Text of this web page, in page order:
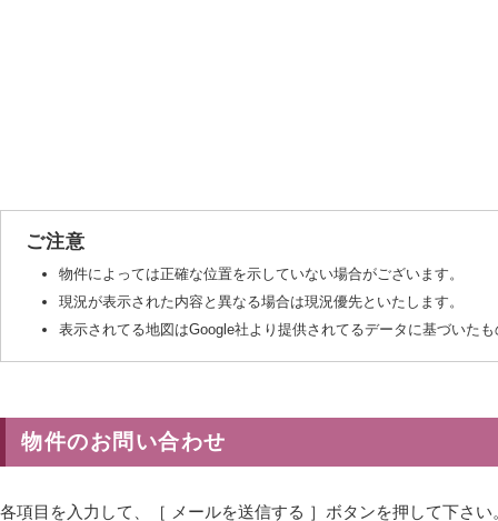
ご注意
物件によっては正確な位置を示していない場合がございます。
現況が表示された内容と異なる場合は現況優先といたします。
表示されてる地図はGoogle社より提供されてるデータに基づいた
物件のお問い合わせ
各項目を入力して、［ メールを送信する ］ボタンを押して下さい